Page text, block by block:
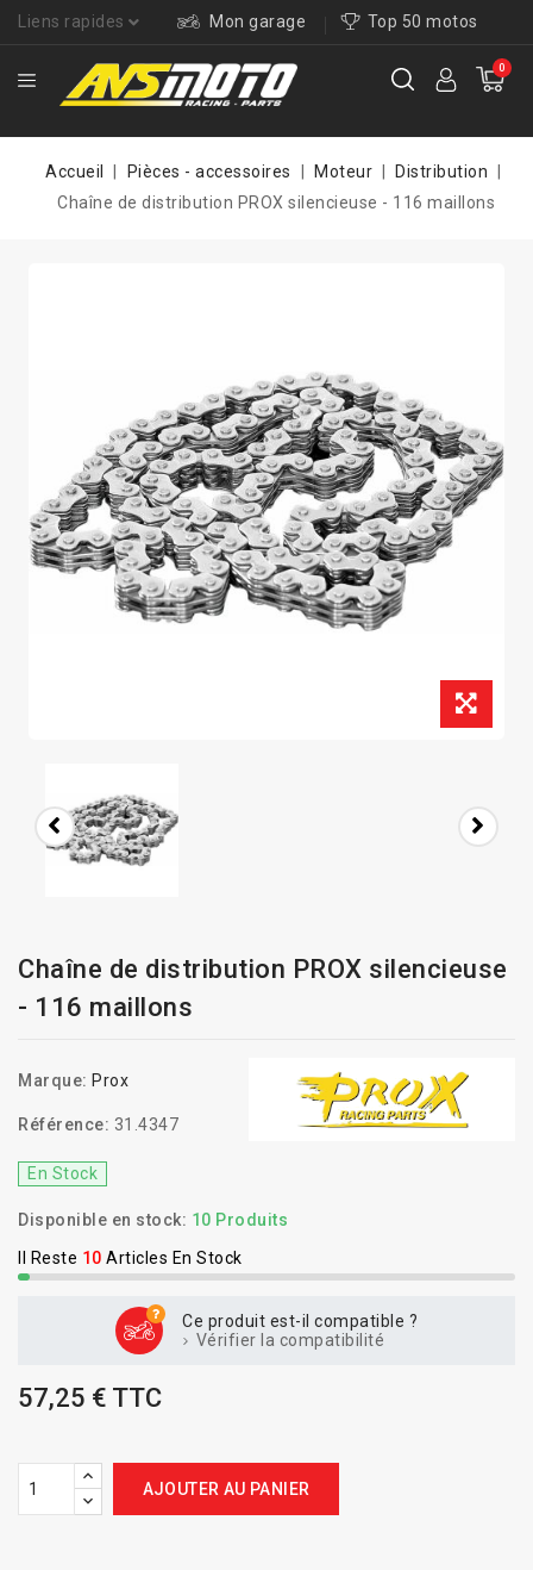
Liens rapides Mon garage Top 50 motos
0
Accueil Pièces - accessoires Moteur
Distribution
Chaîne de distribution PROX silencieuse - 116 maillons
Chaîne de distribution PROX silencieuse
- 116 maillons
Marque: Prox
Référence: 31.4347
En Stock
Disponible en stock: 10 Produits
Il Reste 10 Articles En Stock
Ce produit est-il compatible ?
Vérifier la compatibilité
57,25 € TTC
AJOUTER AU PANIER